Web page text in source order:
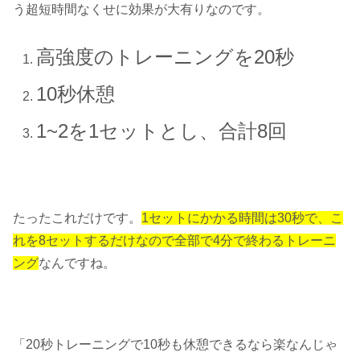
う超短時間なくせに効果が大有りなのです。
高強度のトレーニングを20秒
10秒休憩
1~2を1セットとし、合計8回
たったこれだけです。 1セットにかかる時間は30秒で、こ
れを8セットするだけなので全部で4分で終わるトレーニ
ングなんですね。
「20秒トレーニングで10秒も休憩できるなら楽なんじゃ